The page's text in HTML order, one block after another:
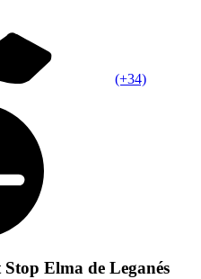
(+34)
Elma de Leganés